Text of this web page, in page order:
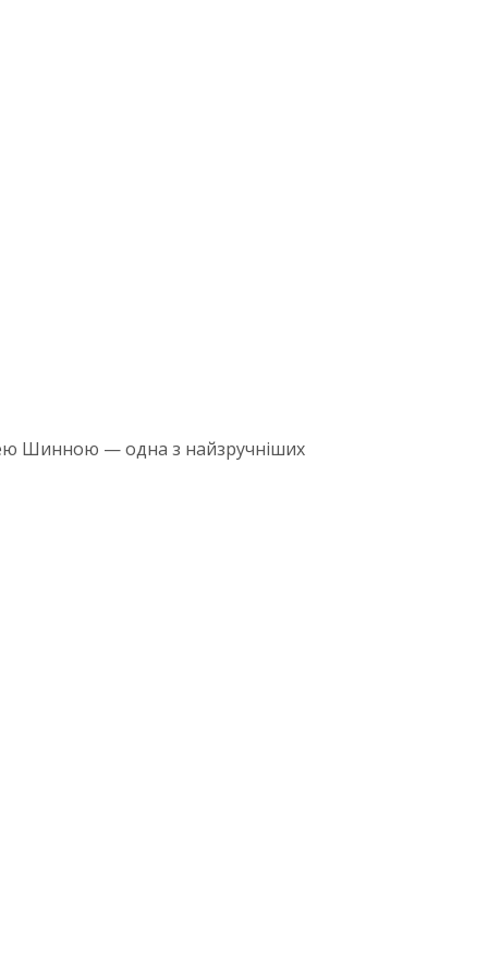
Шинною — одна з найзручніших